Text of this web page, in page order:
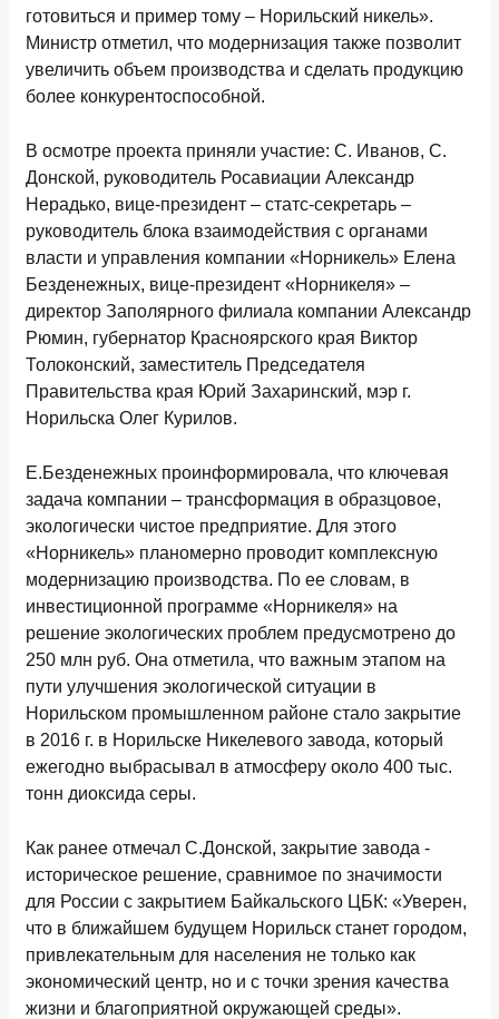
готовиться и пример тому – Норильский никель».
Министр отметил, что модернизация также позволит
увеличить объем производства и сделать продукцию
более конкурентоспособной.
В осмотре проекта приняли участие: С. Иванов, С.
Донской, руководитель Росавиации Александр
Нерадько, вице-президент – статс-секретарь –
руководитель блока взаимодействия с органами
власти и управления компании «Норникель» Елена
Безденежных, вице-президент «Норникеля» –
директор Заполярного филиала компании Александр
Рюмин, губернатор Красноярского края Виктор
Толоконский, заместитель Председателя
Правительства края Юрий Захаринский, мэр г.
Норильска Олег Курилов.
Е.Безденежных проинформировала, что ключевая
задача компании – трансформация в образцовое,
экологически чистое предприятие. Для этого
«Норникель» планомерно проводит комплексную
модернизацию производства. По ее словам, в
инвестиционной программе «Норникеля» на
решение экологических проблем предусмотрено до
250 млн руб. Она отметила, что важным этапом на
пути улучшения экологической ситуации в
Норильском промышленном районе стало закрытие
в 2016 г. в Норильске Никелевого завода, который
ежегодно выбрасывал в атмосферу около 400 тыс.
тонн диоксида серы.
Как ранее отмечал С.Донской, закрытие завода -
историческое решение, сравнимое по значимости
для России с закрытием Байкальского ЦБК: «Уверен,
что в ближайшем будущем Норильск станет городом,
привлекательным для населения не только как
экономический центр, но и с точки зрения качества
жизни и благоприятной окружающей среды».